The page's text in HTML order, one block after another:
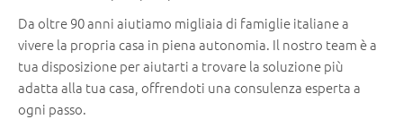
Da oltre 90 anni aiutiamo migliaia di famiglie italiane a
vivere la propria casa in piena autonomia. Il nostro team è a
tua disposizione per aiutarti a trovare la soluzione più
adatta alla tua casa, offrendoti una consulenza esperta a
ogni passo.